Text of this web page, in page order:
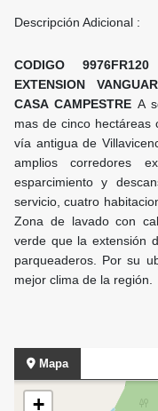
Descripción Adicional :
CODIGO
EXTENSION
CASA CAMPESTRE A
mas de cinco hectáreas
vía antigua de
amplios corredores
esparcimiento y
servicio, cuatro
Zona de lavado con
verde que la extensión
parqueaderos. Por su
mejor clima de la región.
Mapa
+